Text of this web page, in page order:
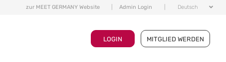
zur MEET GERMANY Website Admin Login Deutsch
LOGIN MITGLIED WERDEN